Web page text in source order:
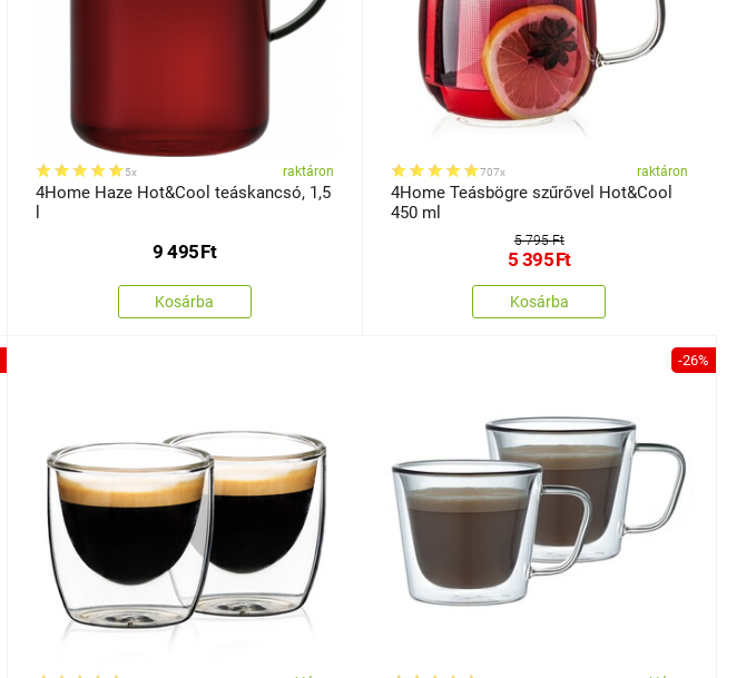
5x raktáron
4Home Haze Hot&Cool teáskancsó, 1,5
9 495Ft
Kosárba
707x raktáron
4Home Teásbögre szűrővel Hot&Cool
450 ml
5 795 Ft
5 395Ft
Kosárba
-26%